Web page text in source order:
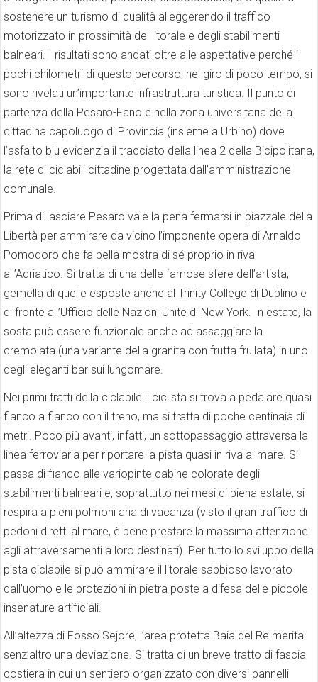
sostenere un turismo di qualità alleggerendo il traffico
motorizzato in prossimità del litorale e degli stabilimenti
balneari. I risultati sono andati oltre alle aspettative perché i
pochi chilometri di questo percorso, nel giro di poco tempo, si
sono rivelati un’importante infrastruttura turistica. Il punto di
partenza della Pesaro-Fano è nella zona universitaria della
cittadina capoluogo di Provincia (insieme a Urbino) dove
l’asfalto blu evidenzia il tracciato della linea 2 della Bicipolitana,
la rete di ciclabili cittadine progettata dall’amministrazione
comunale.
Prima di lasciare Pesaro vale la pena fermarsi in piazzale della
Libertà per ammirare da vicino l’imponente opera di Arnaldo
Pomodoro che fa bella mostra di sé proprio in riva
all’Adriatico. Si tratta di una delle famose sfere dell’artista,
gemella di quelle esposte anche al Trinity College di Dublino e
di fronte all’Ufficio delle Nazioni Unite di New York. In estate, la
sosta può essere funzionale anche ad assaggiare la
cremolata (una variante della granita con frutta frullata) in uno
degli eleganti bar sui lungomare.
Nei primi tratti della ciclabile il ciclista si trova a pedalare quasi
fianco a fianco con il treno, ma si tratta di poche centinaia di
metri. Poco più avanti, infatti, un sottopassaggio attraversa la
linea ferroviaria per riportare la pista quasi in riva al mare. Si
passa di fianco alle variopinte cabine colorate degli
stabilimenti balneari e, soprattutto nei mesi di piena estate, si
respira a pieni polmoni aria di vacanza (visto il gran traffico di
pedoni diretti al mare, è bene prestare la massima attenzione
agli attraversamenti a loro destinati). Per tutto lo sviluppo della
pista ciclabile si può ammirare il litorale sabbioso lavorato
dall’uomo e le protezioni in pietra poste a difesa delle piccole
insenature artificiali.
All’altezza di Fosso Sejore, l’area protetta Baia del Re merita
senz’altro una deviazione. Si tratta di un breve tratto di fascia
costiera in cui un sentiero organizzato con diversi pannelli